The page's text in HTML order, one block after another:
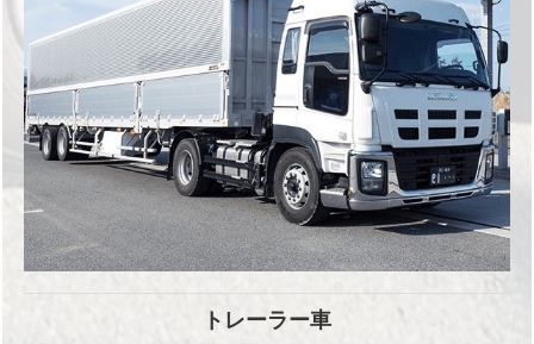
トレーラー車